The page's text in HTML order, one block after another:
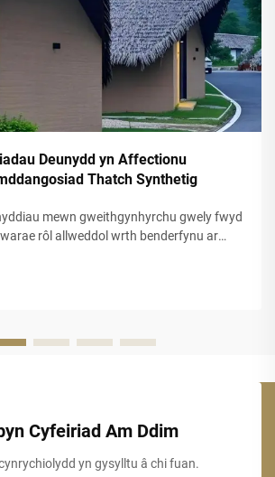
Deunydd yn Affectionu
Thatch Synthetig
mewn gweithgynhyrchu gwely fwyd
rôl allweddol wrth benderfynu ar
adeiladu trwy gynnig...
Cyfeiriad Am Ddim
yn gysylltu â chi fuan.